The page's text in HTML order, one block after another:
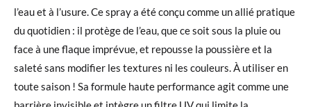
l’eau et à l’usure. Ce spray a été conçu comme un allié pratique
du quotidien : il protège de l’eau, que ce soit sous la pluie ou
face à une flaque imprévue, et repousse la poussière et la
saleté sans modifier les textures ni les couleurs. À utiliser en
toute saison ! Sa formule haute performance agit comme une